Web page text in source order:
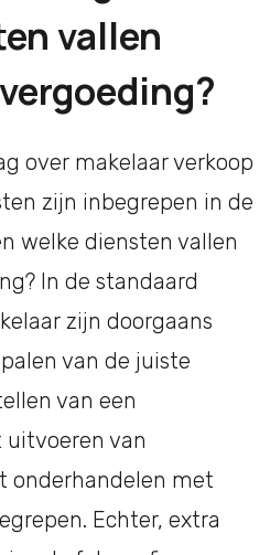
vallen
over makelaar verkoop
zijn inbegrepen in de
welke diensten vallen
In de standaard
zijn doorgaans
van de juiste
van een
van
onderhandelen met
Echter, extra